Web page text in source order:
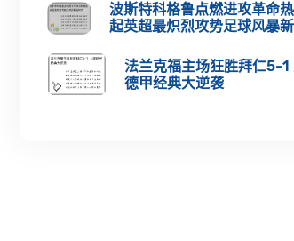
波斯特科格鲁点燃进攻革命
起英超最炽烈攻势足球风暴
法兰克福主场狂胜拜仁5-1
德甲经典大逆袭